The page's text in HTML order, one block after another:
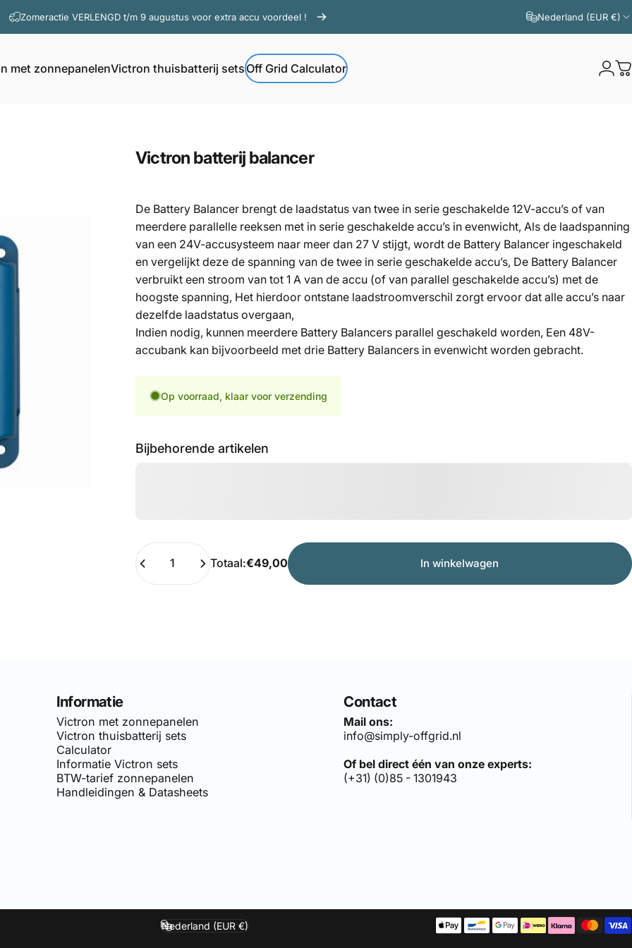
Zomeractie VERLENGD t/m 9 augustus voor extra accu voordeel ! Nederland (EUR €)
met zonnepanelenVictron thuisbatterij setsOff Grid Calculator
Victron batterij balancer
De Battery Balancer brengt de laadstatus van twee in serie geschakelde 12V-accu’s of van
meerdere parallelle reeksen met in serie geschakelde accu’s in evenwicht, Als de laadspanning
van een 24V-accusysteem naar meer dan 27 V stijgt, wordt de Battery Balancer ingeschakeld
en vergelijkt deze de spanning van de twee in serie geschakelde accu’s, De Battery Balancer
verbruikt een stroom van tot 1 A van de accu (of van parallel geschakelde accu’s) met de
hoogste spanning, Het hierdoor ontstane laadstroomverschil zorgt ervoor dat alle accu’s naar
dezelfde laadstatus overgaan,
Indien nodig, kunnen meerdere Battery Balancers parallel geschakeld worden, Een 48V-
accubank kan bijvoorbeeld met drie Battery Balancers in evenwicht worden gebracht.
Op voorraad, klaar voor verzending
Bijbehorende artikelen
Hoeveelheid
Totaal:€49,00 In winkelwagen
Informatie
Victron met zonnepanelen
Victron thuisbatterij sets
Calculator
Informatie Victron sets
BTW-tarief zonnepanelen
Handleidingen & Datasheets
Contact
Mail ons:
info@simply-offgrid.nl
Of bel direct één van onze experts:
(+31) (0)85 - 1301943
Land/regio
Nederland (EUR €)